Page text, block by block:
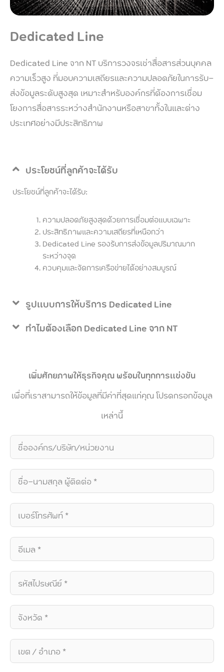
Dedicated Line
Dedicated Line จาก NT บริการวงจรเช่าสื่อสารส่วนบุคคล
ความเร็วสูง ที่มอบความเสถียรและความปลอดภัยในการรับ-
ส่งข้อมูลระดับสูงสุด เหมาะสำหรับองค์กรที่ต้องการเชื่อม
โยงการสื่อสารระหว่างสำนักงานหรือสาขาทั้งในและต่าง
ประเทศอย่างมีประสิทธิภาพ
ประโยชน์ที่ลูกค้าจะได้รับ
ประโยชน์ที่ลูกค้าจะได้รับ:
ความปลอดภัยสูงสุดด้วยการเชื่อมต่อแบบเฉพาะ
ประสิทธิภาพและความเสถียรที่เหนือกว่า
Dedicated Line รองรับการส่งข้อมูลปริมาณมาก
ระหว่างจุด
ควบคุมและจัดการเครือข่ายได้อย่างสมบูรณ์
รูปแบบการให้บริการ Dedicated Line​
ทำไมต้องเลือก Dedicated Line​ จาก NT
เพิ่มศักยภาพให้ธุรกิจคุณ พร้อมในทุกการแข่งขัน
เพื่อที่เราสามารถให้ข้อมูลที่มีค่าที่สุดแก่คุณ โปรดกรอกข้อมูล
เหล่านี้